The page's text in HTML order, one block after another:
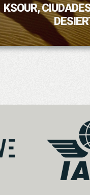
KSOUR,